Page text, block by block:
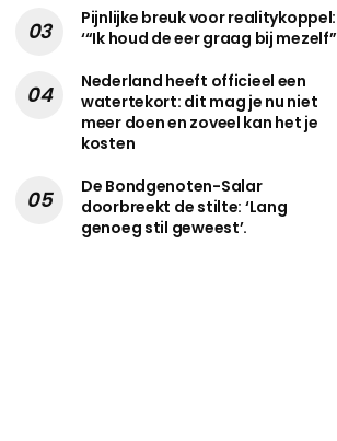
Pijnlijke breuk voor realitykoppel:
‘“Ik houd de eer graag bij mezelf”
Nederland heeft officieel een
watertekort: dit mag je nu niet
meer doen en zoveel kan het je
kosten
De Bondgenoten-Salar
doorbreekt de stilte: ‘Lang
genoeg stil geweest’.